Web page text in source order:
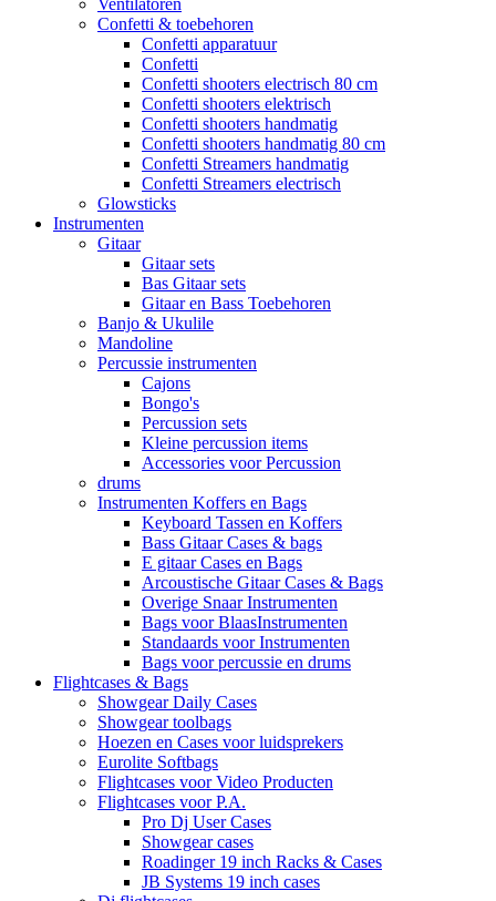
Ventilatoren
Confetti & toebehoren
Confetti apparatuur
Confetti
Confetti shooters electrisch 80 cm
Confetti shooters elektrisch
Confetti shooters handmatig
Confetti shooters handmatig 80 cm
Confetti Streamers handmatig
Confetti Streamers electrisch
Glowsticks
Instrumenten
Gitaar
Gitaar sets
Bas Gitaar sets
Gitaar en Bass Toebehoren
Banjo & Ukulile
Mandoline
Percussie instrumenten
Cajons
Bongo's
Percussion sets
Kleine percussion items
Accessories voor Percussion
drums
Instrumenten Koffers en Bags
Keyboard Tassen en Koffers
Bass Gitaar Cases & bags
E gitaar Cases en Bags
Arcoustische Gitaar Cases & Bags
Overige Snaar Instrumenten
Bags voor BlaasInstrumenten
Standaards voor Instrumenten
Bags voor percussie en drums
Flightcases & Bags
Showgear Daily Cases
Showgear toolbags
Hoezen en Cases voor luidsprekers
Eurolite Softbags
Flightcases voor Video Producten
Flightcases voor P.A.
Pro Dj User Cases
Showgear cases
Roadinger 19 inch Racks & Cases
JB Systems 19 inch cases